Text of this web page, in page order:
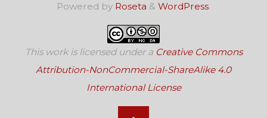
Powered by Roseta & WordPress.
This work is licensed under a Creative Commons
Attribution-NonCommercial-ShareAlike 4.0
International License